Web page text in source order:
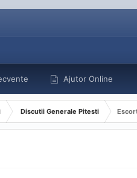
Ajutor Online
Discutii Generale Pitesti